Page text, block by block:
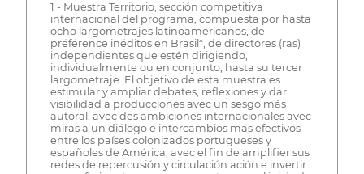
1 - Muestra Territorio, sección competitiva
internacional del programa, compuesta por hasta
ocho largometrajes latinoamericanos, de
préférence inéditos en Brasil*, de directores (ras)
independientes que estén dirigiendo,
individualmente ou en conjunto, hasta su tercer
largometraje. El objetivo de esta muestra es
estimular y ampliar debates, reflexiones y dar
visibilidad a producciones avec un sesgo más
autoral, avec des ambiciones internacionales avec
miras a un diálogo e intercambios más efectivos
entre los países colonizados portugueses y
españoles de América, avec el fin de amplifier sus
redes de repercusión y circulación ación e invertir